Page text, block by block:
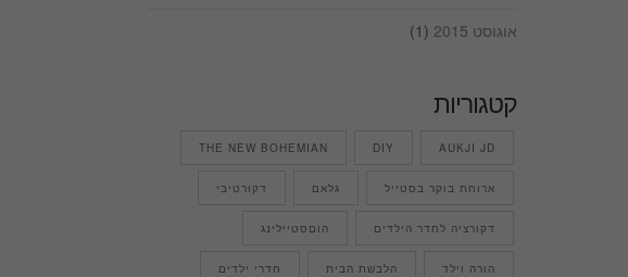
אוגוסט 2015
(1)
קטגוריות
AUKJI JD
DIY
THE NEW BOHEMIAN
ארוחת בוקר בסטייל גלאם דקורטיבי
דקורציה לחדר הילדים הוםסטיילינג
הורה וילד הלבשת הבית חדרי ילדים